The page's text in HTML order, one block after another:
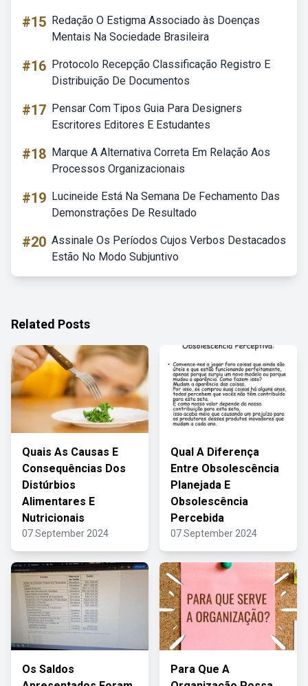
#15 Redação O Estigma Associado às Doenças
Mentais Na Sociedade Brasileira
#16 Protocolo Recepção Classificação Registro E
Distribuição De Documentos
#17 Pensar Com Tipos Guia Para Designers
Escritores Editores E Estudantes
#18 Marque A Alternativa Correta Em Relação Aos
Processos Organizacionais
#19 Lucineide Está Na Semana De Fechamento Das
Demonstrações De Resultado
#20 Assinale Os Períodos Cujos Verbos Destacados
Estão No Modo Subjuntivo
Related Posts
Quais As Causas E
Consequências Dos
Distúrbios
Alimentares E
Nutricionais
07 September 2024
Qual A Diferença
Entre Obsolescência
Planejada E
Obsolescência
Percebida
07 September 2024
Os Saldos
Para Que A